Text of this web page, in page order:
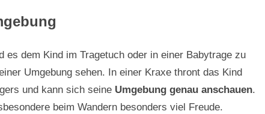
es dem Kind im Tragetuch oder in einer Babytrage zu
Umgebung sehen. In einer Kraxe thront das Kind
und kann sich seine Umgebung genau anschauen.
beim Wandern besonders viel Freude.